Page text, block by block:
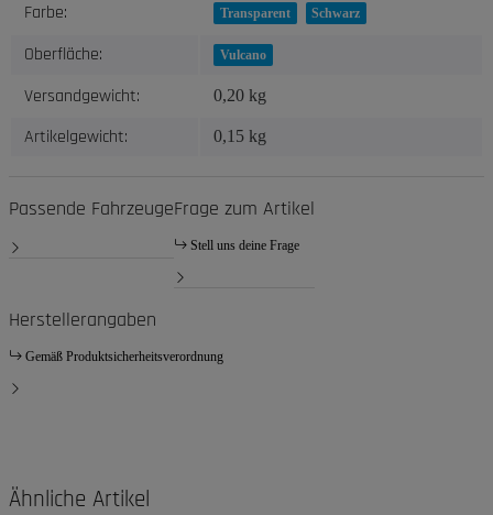
Produkteigenschaft
Wert
Farbe: Transparent Schwarz
Oberfläche: Vulcano
Versandgewicht: 0,20 kg
Artikelgewicht: 0,15 kg
Passende FahrzeugeFrage zum Artikel
Stell uns deine Frage
Herstellerangaben
Gemäß Produktsicherheitsverordnung
Ähnliche Artikel